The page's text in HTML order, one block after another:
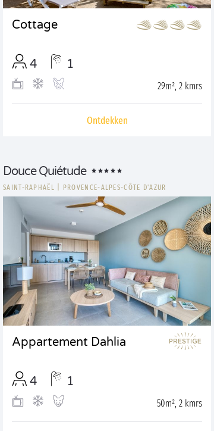
Cottage
4 1
29m², 2 kmrs
Ontdekken
Douce Quiétude
SAINT-RAPHAËL PROVENCE-ALPES-CÔTE D'AZUR
Appartement Dahlia
4 1
50m², 2 kmrs